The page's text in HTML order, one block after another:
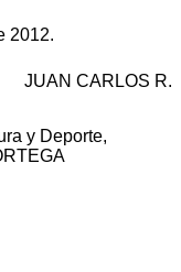
2012.
JUAN CARLOS R.
y Deporte,